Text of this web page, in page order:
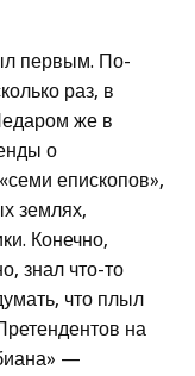
первым. По-
раз, в
же в
о
епископов»,
землях,
Конечно,
знал что-то
что плыл
на
—